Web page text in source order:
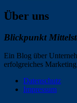
Über uns
Blickpunkt
Ein Blog über
erfolgreiches
Datenschutz
Impressum